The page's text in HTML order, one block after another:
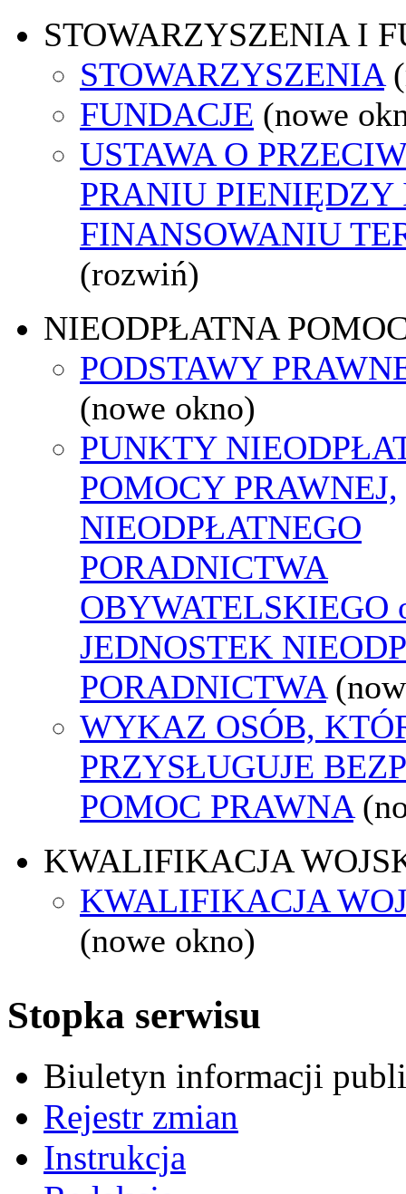
STOWARZYSZENIA I
STOWARZYSZENIA
FUNDACJE (nowe
USTAWA O
PRANIU PIENIĘDZY
FINANSOWANIU
(rozwiń)
NIEODPŁATNA
PODSTAWY
(nowe okno)
PUNKTY
POMOCY PRAWNEJ,
NIEODPŁATNEGO
PORADNICTWA
OBYWATELSKIEGO
JEDNOSTEK
PORADNICTWA
WYKAZ OSÓB,
PRZYSŁUGUJE
POMOC PRAWNA
KWALIFIKACJA
KWALIFIKACJA
(nowe okno)
Stopka serwisu
Biuletyn informacji
Rejestr zmian
Instrukcja